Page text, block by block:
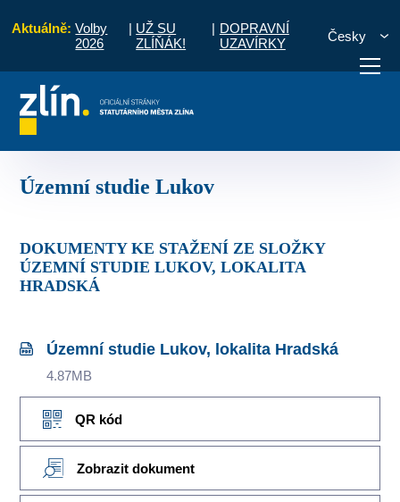
Aktuálně: Volby
2026
| UŽ SU
ZLÍŇÁK!
| DOPRAVNÍ
UZAVÍRKY
Česky
vyřídit Potřebuji zaplatit
Územní studie Lukov
DOKUMENTY KE STAŽENÍ ZE SLOŽKY
ÚZEMNÍ STUDIE LUKOV, LOKALITA
HRADSKÁ
Územní studie Lukov, lokalita Hradská
4.87MB
QR kód
Zobrazit dokument